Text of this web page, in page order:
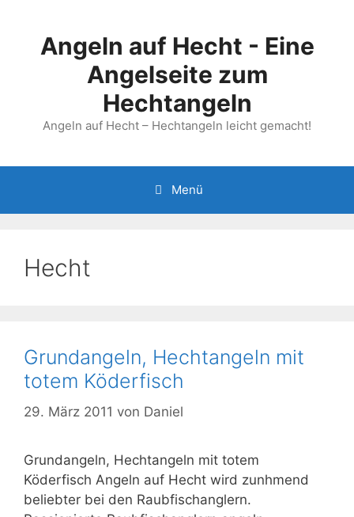
springenAngeln auf Hecht - Eine
Angelseite zum
Hechtangeln
Angeln auf Hecht – Hechtangeln leicht gemacht!
Menü
Hecht
Grundangeln, Hechtangeln mit
totem Köderfisch
29. März 2011 von Daniel
Grundangeln, Hechtangeln mit totem
Köderfisch Angeln auf Hecht wird zunhmend
beliebter bei den Raubfischanglern.